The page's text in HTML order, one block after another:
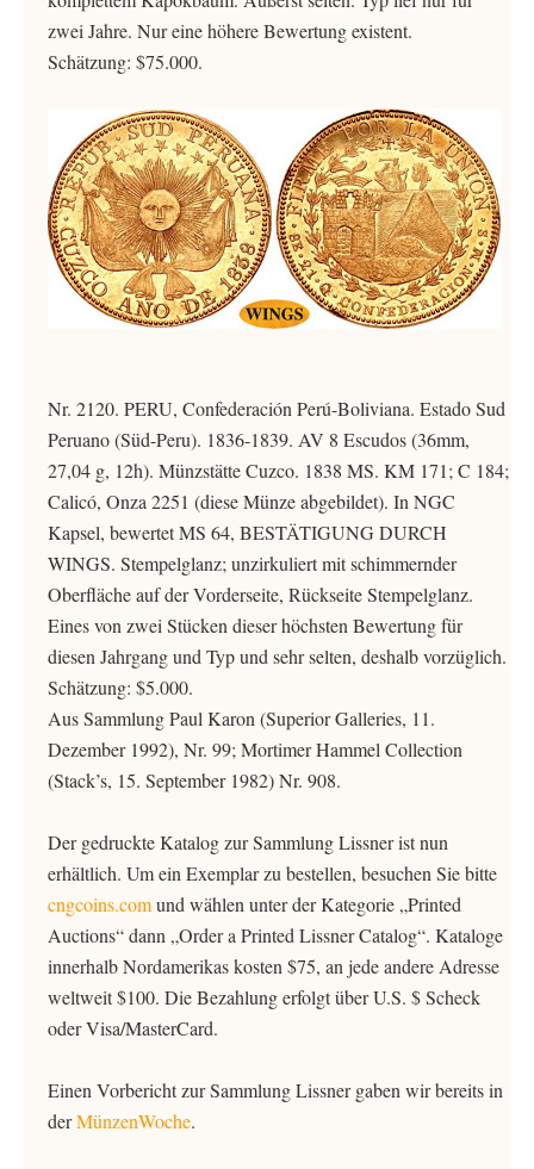
zwei Jahre. Nur eine höhere Bewertung existent.
Schätzung: $75.000.
Nr. 2120. PERU, Confederación Perú-Boliviana. Estado Sud
Peruano (Süd-Peru). 1836-1839. AV 8 Escudos (36mm,
27,04 g, 12h). Münzstätte Cuzco. 1838 MS. KM 171; C 184;
Calicó, Onza 2251 (diese Münze abgebildet). In NGC
Kapsel, bewertet MS 64, BESTÄTIGUNG DURCH
WINGS. Stempelglanz; unzirkuliert mit schimmernder
Oberfläche auf der Vorderseite, Rückseite Stempelglanz.
Eines von zwei Stücken dieser höchsten Bewertung für
diesen Jahrgang und Typ und sehr selten, deshalb vorzüglich.
Schätzung: $5.000.
Aus Sammlung Paul Karon (Superior Galleries, 11.
Dezember 1992), Nr. 99; Mortimer Hammel Collection
(Stack’s, 15. September 1982) Nr. 908.
Der gedruckte Katalog zur Sammlung Lissner ist nun
erhältlich. Um ein Exemplar zu bestellen, besuchen Sie bitte
cngcoins.comund wählen unter der Kategorie „Printed
Auctions“ dann „Order a Printed Lissner Catalog“. Kataloge
innerhalb Nordamerikas kosten $75, an jede andere Adresse
weltweit $100. Die Bezahlung erfolgt über U.S. $ Scheck
oder Visa/MasterCard.
Einen Vorbericht zur Sammlung Lissner gaben wir bereits in
derMünzenWoche.